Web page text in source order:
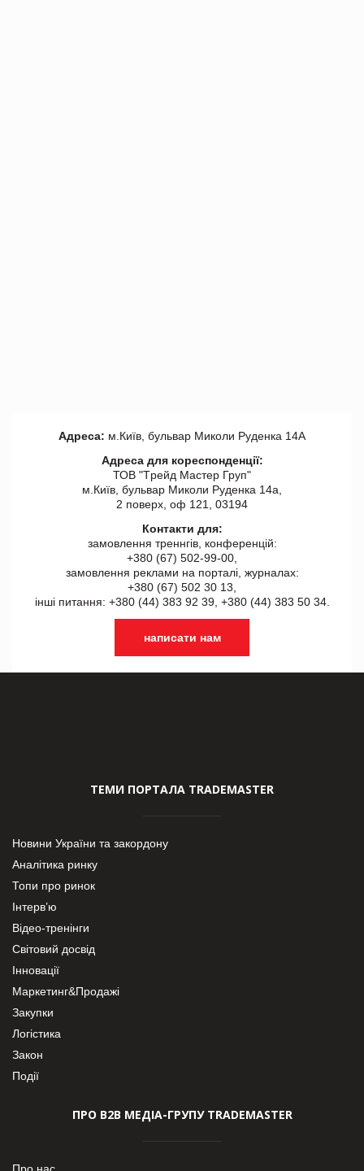
Адреса: м.Київ, бульвар Миколи Руденка 14А
Адреса для кореспонденції:
ТОВ "Tрейд Мастер Груп"
м.Київ, бульвар Миколи Руденка 14а,
2 поверх, оф 121, 03194
Контакти для:
замовлення треннгів, конференцій:
+380 (67) 502-99-00,
замовлення реклами на порталі, журналах:
+380 (67) 502 30 13,
інші питання: +380 (44) 383 92 39, +380 (44) 383 50 34.
написати нам
ТЕМИ ПОРТАЛА TRADEMASTER
Новини України та закордону
Аналітика ринку
Топи про ринок
Інтерв’ю
Відео-тренінги
Світовий досвід
Інновації
Маркетинг&Продажі
Закупки
Логістика
Закон
Події
ПРО В2В МЕДІА-ГРУПУ TRADEMASTER
Про нас